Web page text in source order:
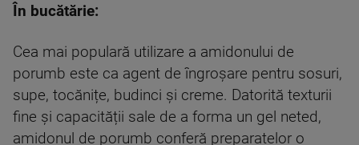
În bucătărie:
Cea mai populară utilizare a amidonului de
porumb este ca agent de îngroșare pentru sosuri,
supe, tocănițe, budinci și creme. Datorită texturii
fine și capacității sale de a forma un gel neted,
amidonul de porumb conferă preparatelor o